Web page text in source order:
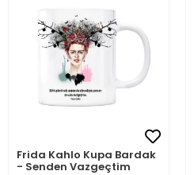
Frida Kahlo Kupa Bardak
- Senden Vazgeçtim